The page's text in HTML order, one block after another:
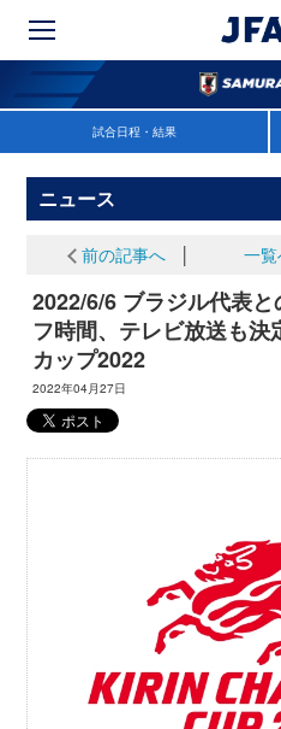
試合日程・結果
ニュース
前の記事へ 一
2022/6/6 ブラジル代表
フ時間、テレビ放送も
カップ2022
2022年04月27日